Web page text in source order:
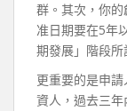
群。其次，你
准日期要在5年
期發展」階段所
更重要的是申
資人，過去三